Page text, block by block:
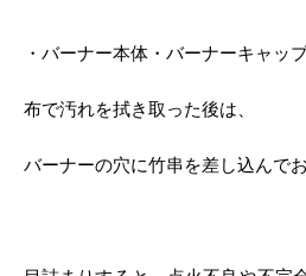
・バーナー本体・バーナーキャッ
布で汚れを拭き取った後は、
バーナーの穴に竹串を差し込んで